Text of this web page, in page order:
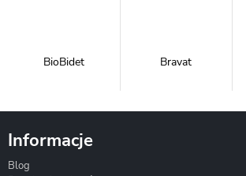
BioBidet Bravat
Informacje
Blog